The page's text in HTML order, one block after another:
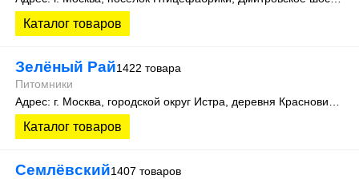
Каталог товаров
Зелёный Рай1422 товара
Питомники
Каталог товаров
Семлёвский1407 товаров